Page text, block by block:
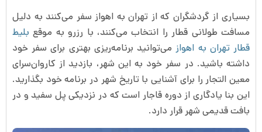
بسیاری از گردشگران که از تهران به اهواز سفر می‌کنند به دلیل
مسافت طولانی قطار را انتخاب می‌کنند، با رزرو به موقع بلیط
قطار تهران به اهواز می‌توانید برنامه‌ریزی بهتری برای سفر خود
داشته باشید. در سفر خود به این شهر، بازدید از کاروان‌سرای
معین التجار را برای آشنایی با تاریخ شهر در برنامه خود بگذارید.
این بنا یادگاری از دوره قاجار است که در نزدیکی پل سفید و در
بافت قدیمی شهر قرار دارد.